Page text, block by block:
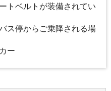
トベルトが装備されてい
ス停からご乗降される場
ー